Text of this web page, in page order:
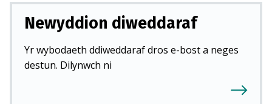
Newyddion diweddaraf
Yr wybodaeth ddiweddaraf dros e-bost a neges
destun. Dilynwch ni